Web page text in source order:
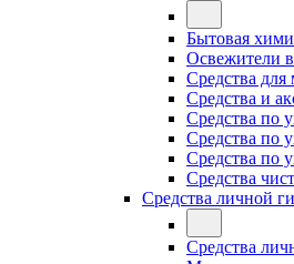
Бытовая
Освежители
Средства
Средства и
Средства по
Средства по
Средства по
Средства
Средства личной
Средства